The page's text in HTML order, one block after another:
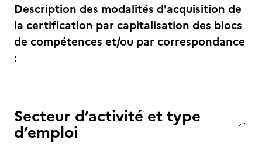
Description des modalités d'acquisition de
la certification par capitalisation des blocs
de compétences et/ou par correspondance
:
Secteur d’activité et type
d’emploi